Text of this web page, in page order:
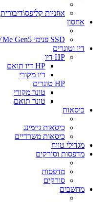
אוזניות קליפס\דיבורית
אחסון
SSD פנימי NVMe Gen5
דיו וטונרים
HP דיו
HP דיו תואם
דיו מקורי
HP טונרים
טונר מקורי
טונר תואם
כיסאות
כיסאות גיימינג
כיסאות משרדיים
מגדילי טווח
מדפסות וסורקים
מדפסות
סורקים
מחשבים